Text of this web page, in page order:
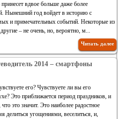
принесет вдвое больше даже более
Нынешний год войдет в историю с
и примечательных событий. Некоторые из
– не очень, но, вероятно, м...
Читать далее
2014 – смартфоны
его? Чувствуете ли вы его
Это приближается период праздников, и
это значит. Это наиболее радостное
делиться угощениями, веселиться, и,